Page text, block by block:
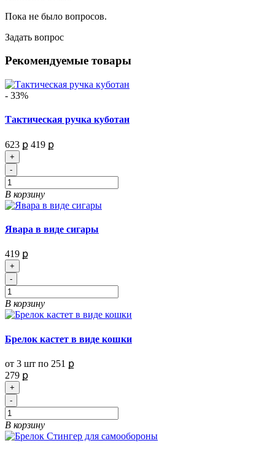
Пока не было вопросов.
Задать вопрос
Рекомендуемые товары
- 33%
Тактическая ручка куботан
623 ք 419 ք
+
-
В корзину
Явара в виде сигары
419 ք
+
-
В корзину
Брелок кастет в виде кошки
от 3 шт по 251 ք
279 ք
+
-
В корзину